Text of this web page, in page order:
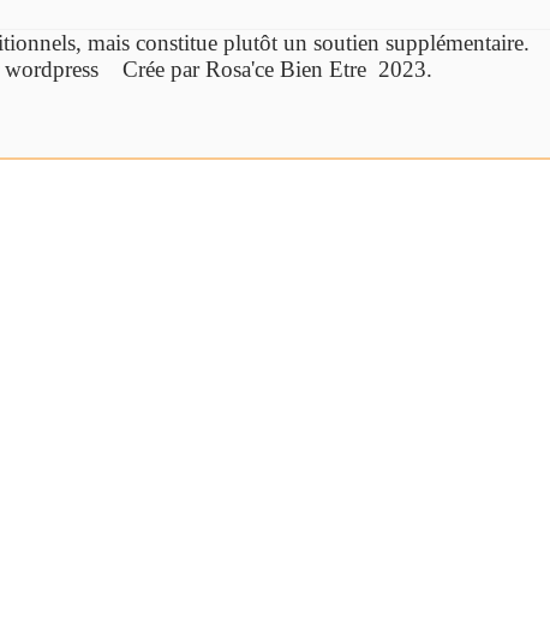
mais constitue plutôt un soutien supplémentaire.
wordpress Crée par Rosa'ce Bien Etre 2023.